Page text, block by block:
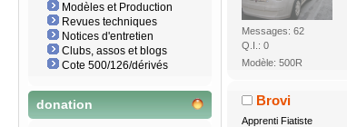
Modèles et Production
Revues techniques
Notices d'entretien
Clubs, assos et blogs
Cote 500/126/dérivés
donation
Messages: 62
Q.I.: 0
Modèle: 500R
Brovi
Apprenti Fiatiste